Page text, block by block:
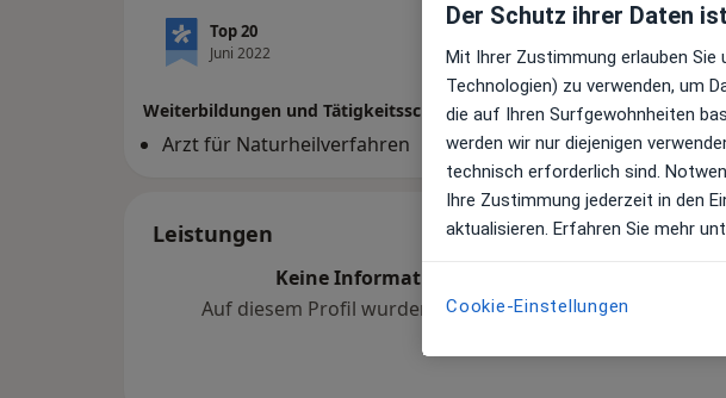
Top 20
Juni 2022
Weiterbildungen und Tätigkeitsschwerpunkte
Arzt für Naturheilverfahren
Leistungen
Keine Informationen über Leistungen und
Auf diesem Profil wurden noch keine Informationen über
Der Schutz ihrer Daten
Mit Ihrer Zustimmung erlauben Sie
Technologien) zu verwenden, um
die auf Ihren Surfgewohnheiten
werden wir nur diejenigen
technisch erforderlich sind.
Ihre Zustimmung jederzeit in den
aktualisieren. Erfahren Sie mehr
Cookie-Einstellungen